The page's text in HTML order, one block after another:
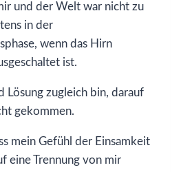
und der Welt war nicht zu
in der
wenn das Hirn
ist.
Lösung zugleich bin, darauf
gekommen.
mein Gefühl der Einsamkeit
eine Trennung von mir